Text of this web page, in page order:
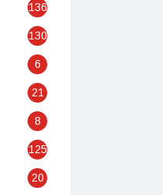
136
130
6
21
8
125
20